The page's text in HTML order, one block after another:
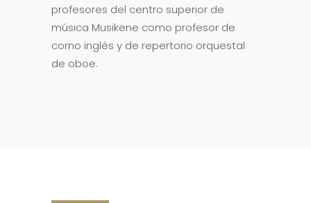
profesores del centro superior de
música Musikene como profesor de
corno inglés y de repertorio orquestal
de oboe.